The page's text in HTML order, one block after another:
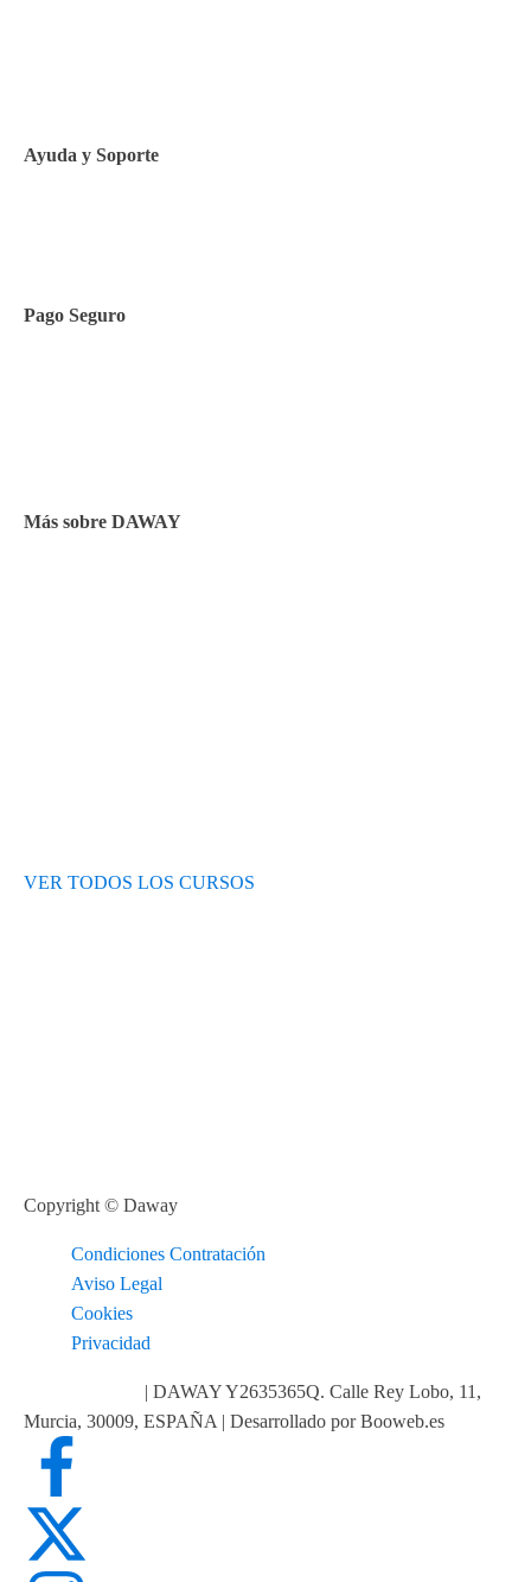
Ayuda y Soporte
Pago Seguro
Más sobre DAWAY
VER TODOS LOS CURSOS
Copyright © Daway
Condiciones Contratación
Aviso Legal
Cookies
Privacidad
| DAWAY Y2635365Q. Calle Rey Lobo, 11,
Murcia, 30009, ESPAÑA | Desarrollado por Booweb.es